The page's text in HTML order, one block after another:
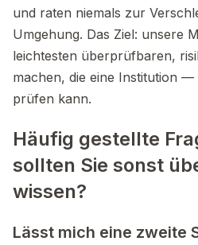
und raten niemals zur
Umgehung. Das Ziel: unsere
leichtesten überprüfbaren,
machen, die eine Institution
prüfen kann.
Häufig gestellte
sollten Sie sonst
wissen?
Lässt mich eine zweite